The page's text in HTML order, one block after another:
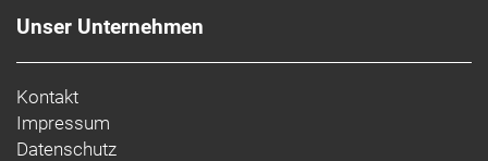
Unser Unternehmen
Kontakt
Impressum
Datenschutz